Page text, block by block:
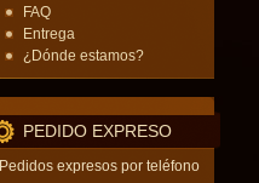
FAQ
Entrega
¿Dónde estamos?
PEDIDO EXPRESO
Pedidos expresos por teléfono